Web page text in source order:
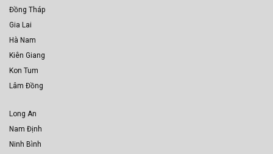
Đồng Tháp
Gia Lai
Hà Nam
Kiên Giang
Kon Tum
Lâm Đồng
Long An
Nam Định
Ninh Bình